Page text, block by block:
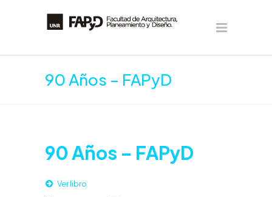
90 Años – FAPyD
90 Años – FAPyD
Ver libro